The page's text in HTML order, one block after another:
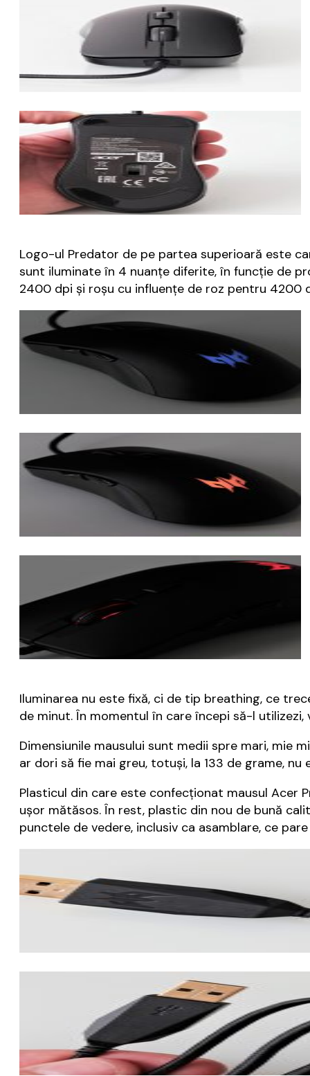
Logo-ul Predator de pe partea superioară este
sunt iluminate în 4 nuanțe diferite, în funcție de
2400 dpi și roșu cu influențe de roz pentru 4200
Iluminarea nu este fixă, ci de tip breathing, ce
de minut. În momentul în care începi să-l
Dimensiunile mausului sunt medii spre mari, mie
ar dori să fie mai greu, totuși, la 133 de grame,
Plasticul din care este confecționat mausul Acer
ușor mătăsos. În rest, plastic din nou de bună
punctele de vedere, inclusiv ca asamblare, ce